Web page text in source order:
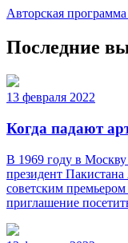
Авторская
Последние
13 февраля 2022
Когда падают
В 1969 году в
президент
советским
приглашение